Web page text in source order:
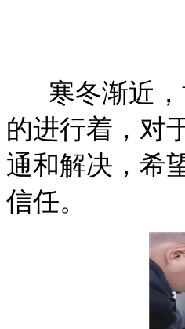
寒冬渐近，
的进行着，对
通和解决，希
信任。